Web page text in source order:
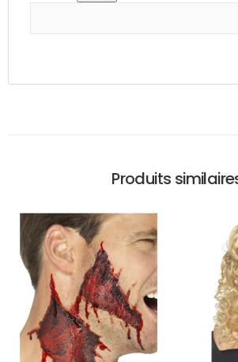
Produits